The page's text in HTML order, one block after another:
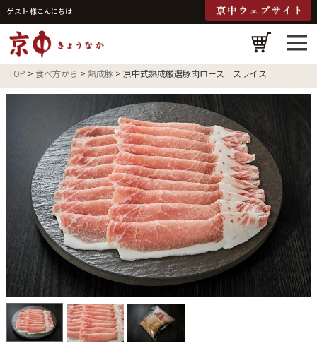
ゲスト 様こんにちは
TOP 食べ方から 熟成豚 京中式熟成厳選豚肉ロース スライス